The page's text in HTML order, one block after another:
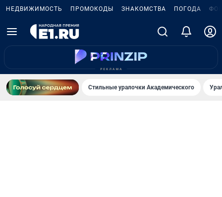
НЕДВИЖИМОСТЬ ПРОМОКОДЫ ЗНАКОМСТВА ПОГОДА
Стильные уралочки Академического